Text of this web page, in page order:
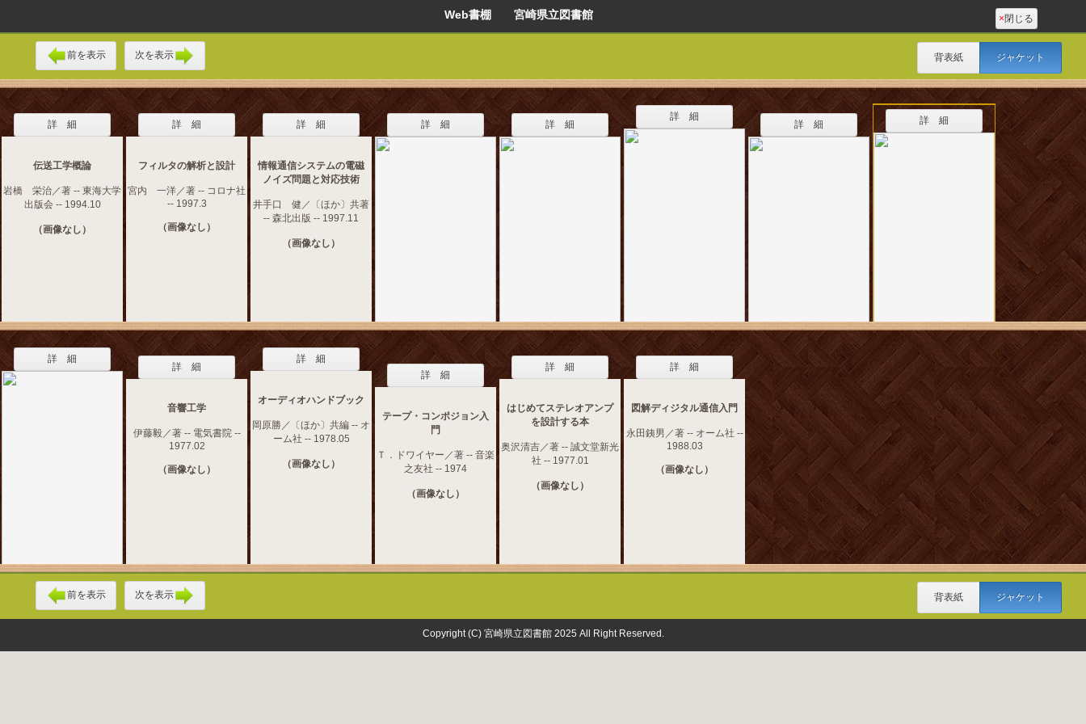
Web書棚 宮崎県立図書館 ×閉じる
前を表示 次を表示 背表紙 ジャケット
詳 細
伝送工学概論
岩橋 栄治／著 -- 東海大学
出版会 -- 1994.10
（画像なし）
詳 細
フィルタの解析と設計
宮内 一洋／著 -- コロナ社
-- 1997.3
（画像なし）
詳 細
情報通信システムの電磁
ノイズ問題と対応技術
井手口 健／〔ほか〕共著
-- 森北出版 -- 1997.11
（画像なし）
詳 細 詳 細
詳 細
詳 細 詳 細
詳 細
詳 細
音響工学
伊藤毅／著 -- 電気書院 --
1977.02
（画像なし）
詳 細
オーディオハンドブック
岡原勝／〔ほか〕共編 -- オ
ーム社 -- 1978.05
（画像なし）
詳 細
テープ・コンポジョン入
門
Ｔ．ドワイヤー／著 -- 音楽
之友社 -- 1974
（画像なし）
詳 細
はじめてステレオアンプ
を設計する本
奥沢清吉／著 -- 誠文堂新光
社 -- 1977.01
（画像なし）
詳 細
図解ディジタル通信入門
永田銕男／著 -- オーム社 --
1988.03
（画像なし）
前を表示 次を表示 背表紙 ジャケット
Copyright (C) 宮崎県立図書館 2025 All Right Reserved.